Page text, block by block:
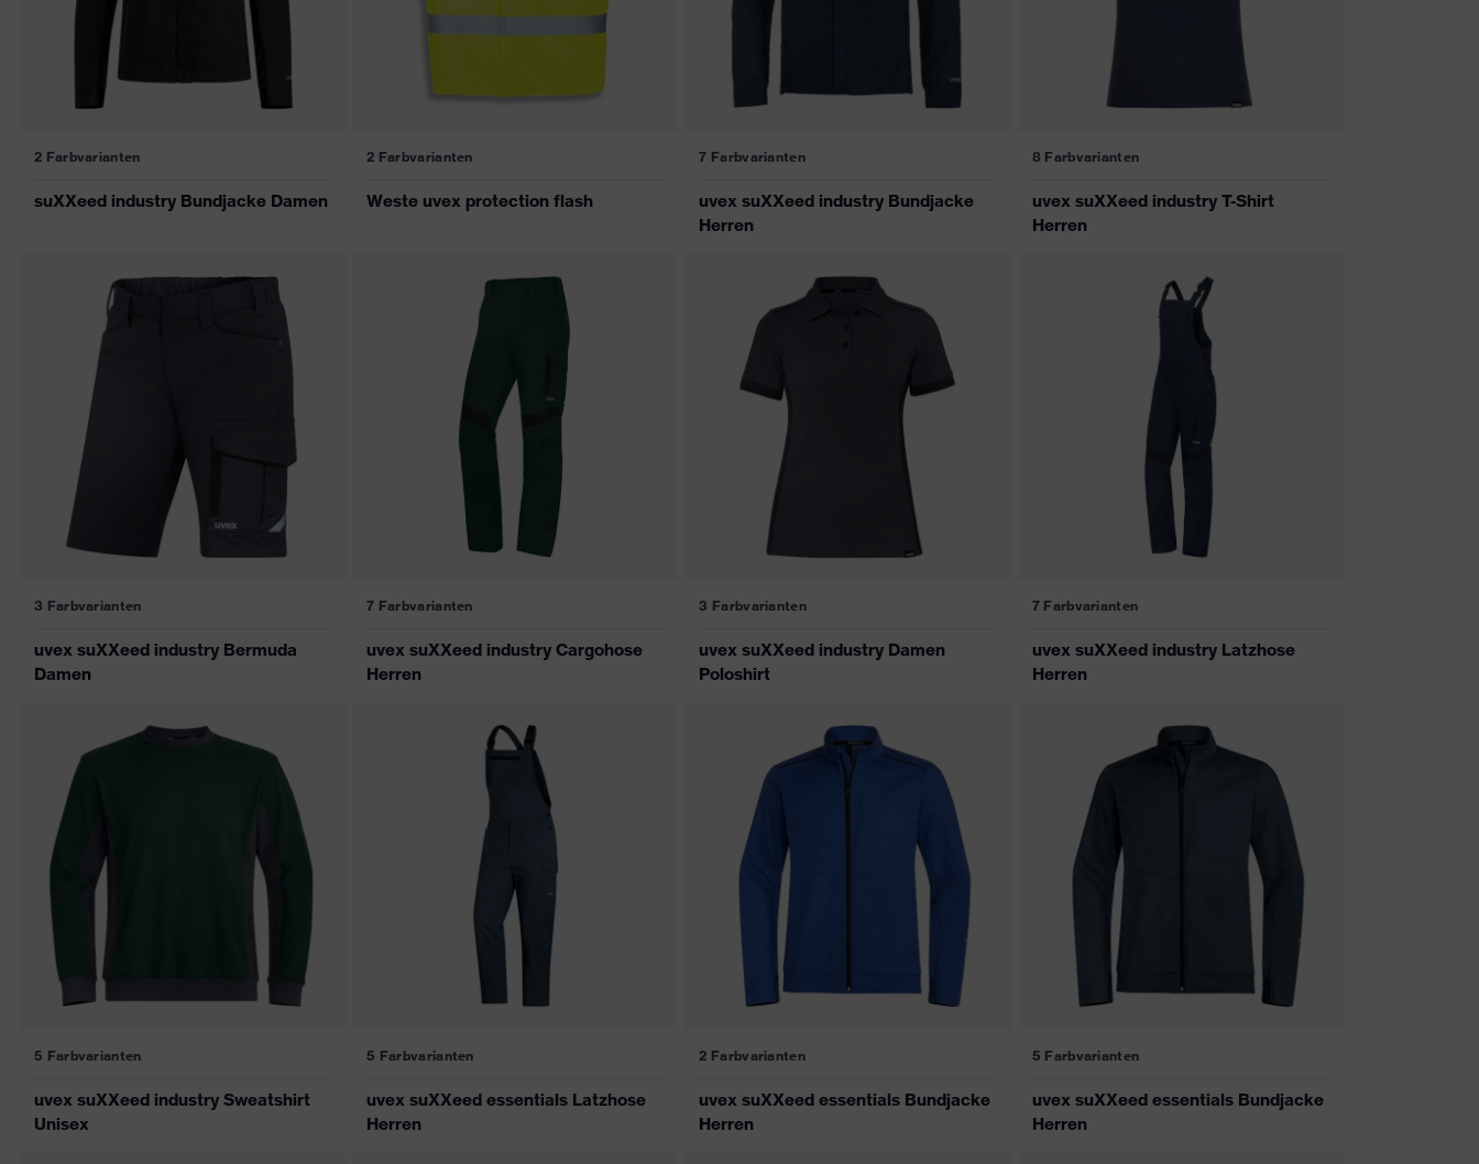
2 Farbvarianten
suXXeed industry Bundjacke Damen
2 Farbvarianten
Weste uvex protection flash
7 Farbvarianten
uvex suXXeed industry Bundjacke
Herren
8 Farbvarianten
uvex suXXeed industry T-Shirt
Herren
3 Farbvarianten
uvex suXXeed industry Bermuda
Damen
7 Farbvarianten
uvex suXXeed industry Cargohose
Herren
3 Farbvarianten
uvex suXXeed industry Damen
Poloshirt
7 Farbvarianten
uvex suXXeed industry Latzhose
Herren
5 Farbvarianten
uvex suXXeed industry Sweatshirt
Unisex
5 Farbvarianten
uvex suXXeed essentials Latzhose
Herren
2 Farbvarianten
uvex suXXeed essentials Bundjacke
Herren
5 Farbvarianten
uvex suXXeed essentials Bundjacke
Herren